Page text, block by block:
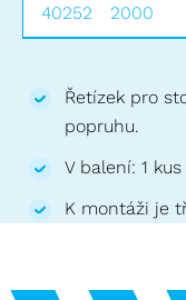
40252 2000
Řetízek pro
popruhu.
V balení: 1
K montáži je